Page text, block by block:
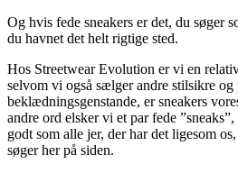
Og hvis fede sneakers er det, du søger
du havnet det helt rigtige sted.
Hos Streetwear Evolution er vi en
selvom vi også sælger andre stilsikre
beklædningsgenstande, er sneakers
andre ord elsker vi et par fede
godt som alle jer, der har det ligesom
søger her på siden.